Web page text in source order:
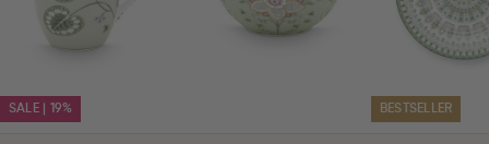
SALE | 19% BESTSELLER